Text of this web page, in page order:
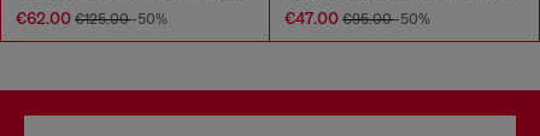
€62.00 €125.00-50% €47.00 €95.00-50%